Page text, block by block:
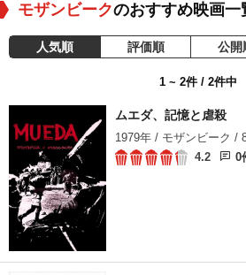
モザンビークのおすすめ映画一
人気順 評価順 公開
1 ~ 2件 / 2件中
ムエダ、記憶と虐殺
1979年 / モザンビーク /
4.2
0